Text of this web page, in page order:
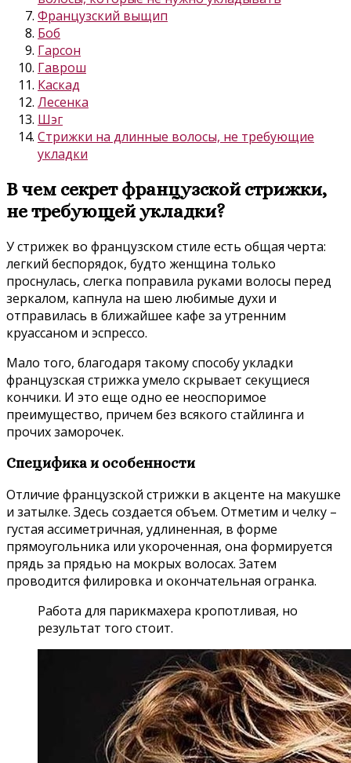
Французский выщип
Боб
Гарсон
Гаврош
Каскад
Лесенка
Шэг
Стрижки на длинные волосы, не требующие
укладки
В чем секрет французской стрижки,
не требующей укладки?
У стрижек во французском стиле есть общая черта:
легкий беспорядок, будто женщина только
проснулась, слегка поправила руками волосы перед
зеркалом, капнула на шею любимые духи и
отправилась в ближайшее кафе за утренним
круассаном и эспрессо.
Мало того, благодаря такому способу укладки
французская стрижка умело скрывает секущиеся
кончики. И это еще одно ее неоспоримое
преимущество, причем без всякого стайлинга и
прочих заморочек.
Специфика и особенности
Отличие французской стрижки в акценте на макушке
и затылке. Здесь создается объем. Отметим и челку –
густая ассиметричная, удлиненная, в форме
прямоугольника или укороченная, она формируется
прядь за прядью на мокрых волосах. Затем
проводится филировка и окончательная огранка.
Работа для парикмахера кропотливая, но
результат того стоит.